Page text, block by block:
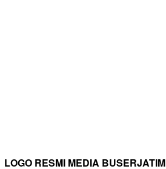
LOGO RESMI MEDIA BUSERJATIM